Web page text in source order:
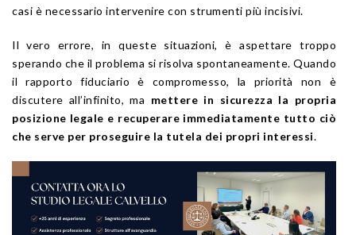
casi è necessario intervenire con strumenti più incisivi.
Il vero errore, in queste situazioni, è aspettare troppo
sperando che il problema si risolva spontaneamente. Quando
il rapporto fiduciario è compromesso, la priorità non è
discutere all’infinito, ma mettere in sicurezza la propria
posizione legale e recuperare immediatamente tutto ciò
che serve per proseguire la tutela dei propri interessi.